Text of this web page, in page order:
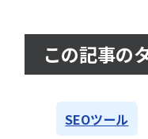
この記事の
SEOツール